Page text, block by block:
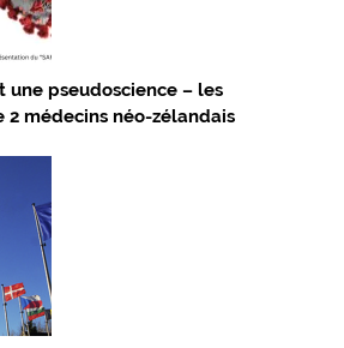
une pseudoscience – les
2 médecins néo-zélandais